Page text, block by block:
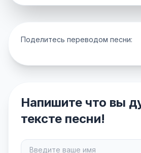
Поделитесь переводом песни:
Напишите что вы
тексте песни!